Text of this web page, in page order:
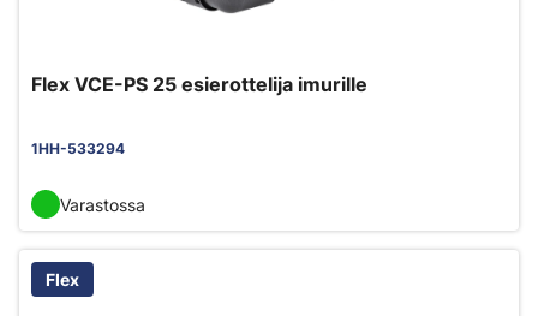
Flex VCE-PS 25 esierottelija imurille
1HH-533294
Varastossa
Flex